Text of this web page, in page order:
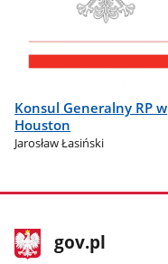
Konsul Generalny RP w
Houston
Jarosław Łasiński
stopka
gov.pl
Strona
gov.pl